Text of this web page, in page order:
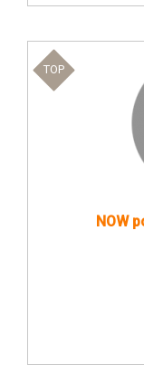
TOP
NOW